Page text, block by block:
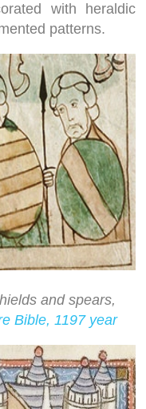
with heraldic
patterns.
and spears,
Bible, 1197 year